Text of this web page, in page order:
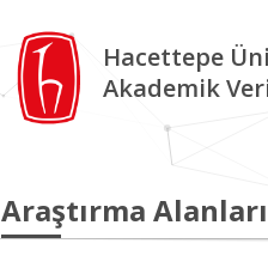
Hacettepe
Akademik
Araştırma Alanları